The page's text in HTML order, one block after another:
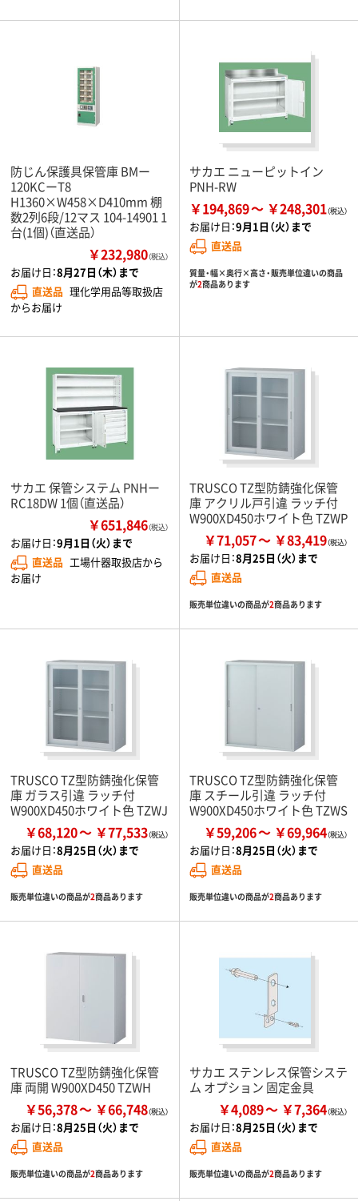
防じん保護具保管庫 BMー
120KCーT8
H1360×W458×D410mm 棚
数2列6段/12マス 104-14901 1
台(1個)（直送品）
￥232,980（税込）
お届け日：8月27日（木）まで
直送品 理化学用品等取扱店
からお届け
サカエ ニューピットイン
PNH-RW
￥194,869 ￥248,301
お届け日：9月1日（火）まで
直送品
質量・幅×奥行×高さ・販売単位違いの商品
が2商品あります
サカエ 保管システム PNHー
RC18DW 1個（直送品）
￥651,846（税込）
お届け日：9月1日（火）まで
直送品 工場什器取扱店から
お届け
TRUSCO TZ型防錆強化保管
庫 アクリル戸引違 ラッチ付
W900XD450ホワイト色 TZWP
￥71,057 ￥83,419
お届け日：8月25日（火）まで
直送品
販売単位違いの商品が2商品あります
TRUSCO TZ型防錆強化保管
庫 ガラス引違 ラッチ付
W900XD450ホワイト色 TZWJ
￥68,120 ￥77,533
お届け日：8月25日（火）まで
直送品
販売単位違いの商品が2商品あります
TRUSCO TZ型防錆強化保管
庫 スチール引違 ラッチ付
W900XD450ホワイト色 TZWS
￥59,206 ￥69,964
お届け日：8月25日（火）まで
直送品
販売単位違いの商品が2商品あります
TRUSCO TZ型防錆強化保管
庫 両開 W900XD450 TZWH
￥56,378 ￥66,748
お届け日：8月25日（火）まで
直送品
販売単位違いの商品が2商品あります
サカエ ステンレス保管システ
ム オプション 固定金具
￥4,089 ￥7,364
お届け日：8月25日（火）まで
直送品
販売単位違いの商品が2商品あります